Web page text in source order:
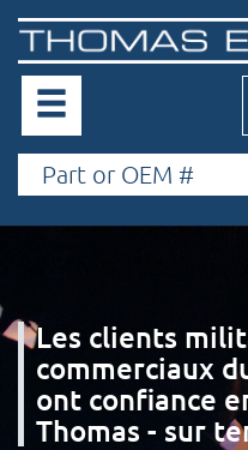
Les clients
commerciaux
ont confiance
Thomas - sur